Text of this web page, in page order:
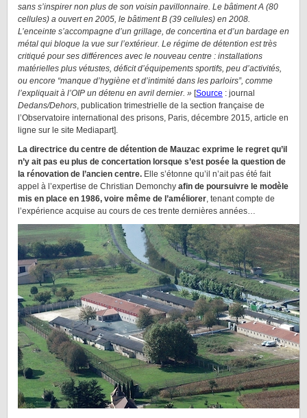
sans s’inspirer non plus de son voisin pavillonnaire. Le bâtiment A (80
cellules) a ouvert en 2005, le bâtiment B (39 cellules) en 2008.
L’enceinte s’accompagne d’un grillage, de concertina et d’un bardage en
métal qui bloque la vue sur l’extérieur. Le régime de détention est très
critiqué pour ses différences avec le nouveau centre : installations
matérielles plus vétustes, déficit d’équipements sportifs, peu d’activités,
ou encore “manque d’hygiène et d’intimité dans les parloirs”, comme
l’expliquait à l’OIP un détenu en avril dernier. » [Source : journal
Dedans/Dehors, publication trimestrielle de la section française de
l’Observatoire international des prisons, Paris, décembre 2015, article en
ligne sur le site Mediapart].
La directrice du centre de détention de Mauzac exprime le regret qu’il
n’y ait pas eu plus de concertation lorsque s’est posée la question de
la rénovation de l’ancien centre. Elle s’étonne qu’il n’ait pas été fait
appel à l’expertise de Christian Demonchy afin de poursuivre le modèle
mis en place en 1986, voire même de l’améliorer, tenant compte de
l’expérience acquise au cours de ces trente dernières années…